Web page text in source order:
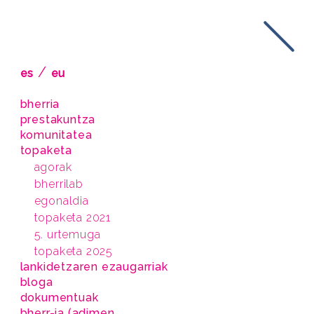
es / eu
bherria
prestakuntza
komunitatea
topaketa
agorak
bherrilab
egonaldia
topaketa 2021
5. urtemuga
topaketa 2025
lankidetzaren ezaugarriak
bloga
dokumentuak